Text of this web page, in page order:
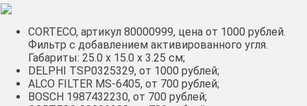
CORTECO, артикул 80000999, цена от 1000 рублей.
Фильтр с добавлением активированного угля.
Габариты: 25.0 х 15.0 х 3.25 см;
DELPHI TSP0325329, от 1000 рублей;
ALCO FILTER MS-6405, от 700 рублей;
BOSCH 1987432230, от 700 рублей;